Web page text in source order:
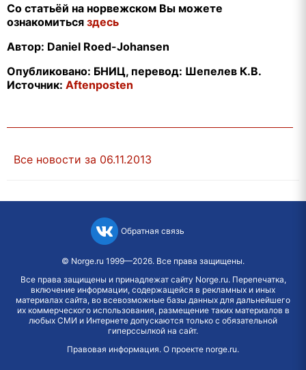
Со статьёй на норвежском Вы можете
ознакомиться здесь
Автор: Daniel Roed-Johansen
Опубликовано: БНИЦ, перевод: Шепелев К.В.
Источник: Aftenposten
Все новости за 06.11.2013
Обратная связь
© Norge.ru 1999—2026. Все права защищены.
Все права защищены и принадлежат сайту Norge.ru. Перепечатка,
включение информации, содержащейся в рекламных и иных
материалах сайта, во всевозможные базы данных для дальнейшего
их коммерческого использования, размещение таких материалов в
любых СМИ и Интернете допускаются только с обязательной
гиперссылкой на сайт.
Правовая информация. О проекте norge.ru.